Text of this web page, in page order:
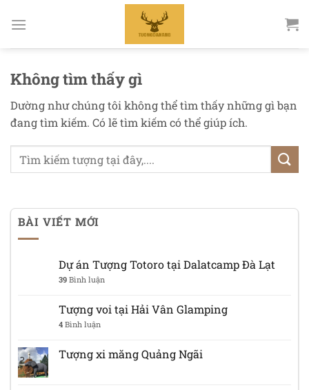
qua
Không tìm thấy gì
Dường như chúng tôi không thể tìm thấy những gì bạn
đang tìm kiếm. Có lẽ tìm kiếm có thể giúp ích.
BÀI VIẾT MỚI
Dự án Tượng Totoro tại Dalatcamp Đà Lạt
39Bình luận
Tượng voi tại Hải Vân Glamping
4Bình luận
Tượng xi măng Quảng Ngãi